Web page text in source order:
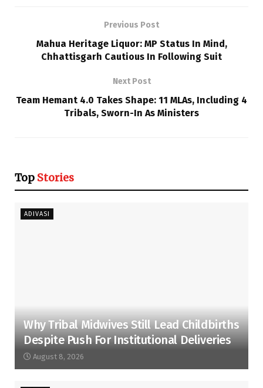
Previous Post
Mahua Heritage Liquor: MP Status In Mind,
Chhattisgarh Cautious In Following Suit
Next Post
Team Hemant 4.0 Takes Shape: 11 MLAs, Including 4
Tribals, Sworn-In As Ministers
Top Stories
ADIVASI
Why Tribal Midwives Still Lead Childbirths
Despite Push For Institutional Deliveries
August 8, 2026